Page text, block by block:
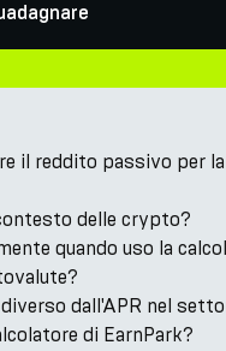
il reddito passivo per
delle crypto?
quando uso la
dall'APR nel
di EarnPark?